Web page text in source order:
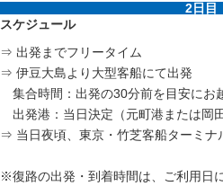
2日目
スケジュール
⇒ 出発までフリータイム
⇒ 伊豆大島より大型客船にて出発
集合時間：出発の30分前を目安にお
出発港：当日決定（元町港または岡田
⇒ 当日夜頃、東京・竹芝客船ターミナ
※復路の出発・到着時間は、ご利用日